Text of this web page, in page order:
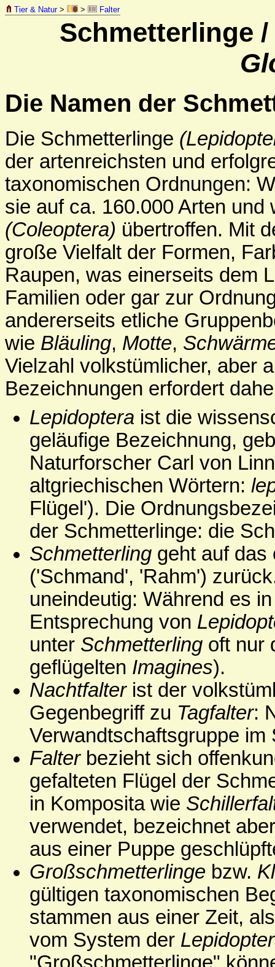
Tier & Natur> > Falter
Schmetterlinge
Die Namen der
Die Schmetterlinge
der artenreichsten und
taxonomischen Ordnungen:
sie auf ca. 160.000 Arten
(Coleoptera) übertroffen. Mit
große Vielfalt der Formen,
Raupen, was einerseits dem
Familien oder gar zur
andererseits etliche
wie Bläuling, Motte,
Vielzahl volkstümlicher, aber
Bezeichnungen erfordert
Lepidoptera ist die
geläufige Bezeichnung,
Naturforscher Carl von
altgriechischen Wörtern:
Flügel'). Die
der Schmetterlinge: die
Schmetterling geht auf
('Schmand', 'Rahm')
uneindeutig: Während es
Entsprechung von
unter Schmetterling oft nur
geflügelten Imagines).
Nachtfalterist der
Gegenbegriff zu Tagfalter:
Verwandtschaftsgruppe
Falterbezieht sich
gefalteten Flügel der
in Komposita wie
verwendet, bezeichnet
aus einer Puppe
Großschmetterlinge bzw.
gültigen taxonomischen
stammen aus einer Zeit,
vom System der